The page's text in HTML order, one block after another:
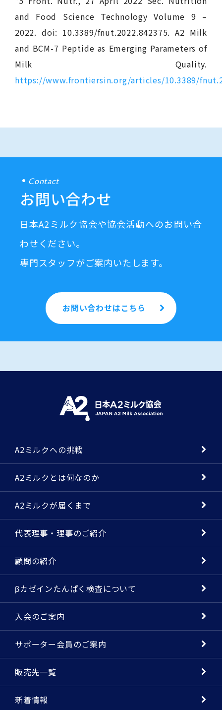
and Food Science Technology Volume 9 –
2022. doi: 10.3389/fnut.2022.842375. A2 Milk
and BCM-7 Peptide as Emerging Parameters of
Milk Quality.
https://www.frontiersin.org/articles/10.3389/
Contact
お問い合わせ
日本A2ミルク協会や協会活動へのお問い合
わせください。
専門スタッフがご案内いたします。
お問い合わせはこちら
A2ミルクへの挑戦
A2ミルクとは何なのか
A2ミルクが届くまで
代表理事・理事のご紹介
顧問の紹介
βカゼインたんぱく検査について
入会のご案内
サポーター会員のご案内
販売先一覧
新着情報